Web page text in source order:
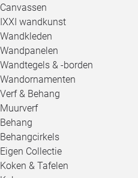
Canvassen
IXXI wandkunst
Wandkleden
Wandpanelen
Wandtegels & -borden
Wandornamenten
Verf & Behang
Muurverf
Behang
Behangcirkels
Eigen Collectie
Koken & Tafelen